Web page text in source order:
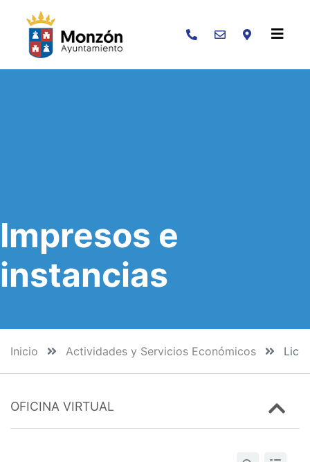
Buscar
Impresos e
instancias
Inicio Actividades y Servicios Económicos
OFICINA VIRTUAL